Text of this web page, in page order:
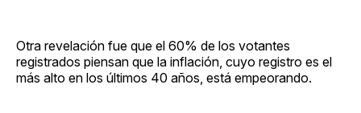
Otra revelación fue que el 60% de los votantes
registrados piensan que la inflación, cuyo registro es el
más alto en los últimos 40 años, está empeorando.